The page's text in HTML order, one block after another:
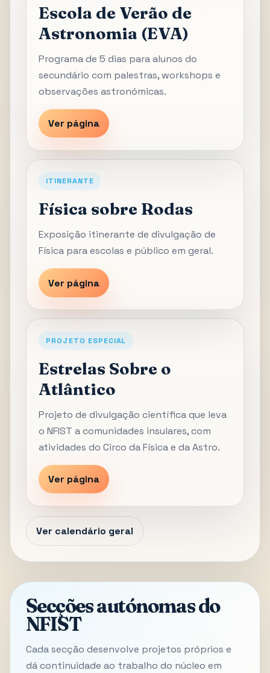
Escola de Verão de
Astronomia (EVA)
Programa de 5 dias para alunos do
secundário com palestras, workshops e
observações astronómicas.
Ver página
ITINERANTE
Física sobre Rodas
Exposição itinerante de divulgação de
Física para escolas e público em geral.
Ver página
PROJETO ESPECIAL
Estrelas Sobre o
Atlântico
Projeto de divulgação científica que leva
o NFIST a comunidades insulares, com
atividades do Circo da Física e da Astro.
Ver página
Ver calendário geral
Secções autónomas do
NFIST
Cada secção desenvolve projetos próprios e
dá continuidade ao trabalho do núcleo em